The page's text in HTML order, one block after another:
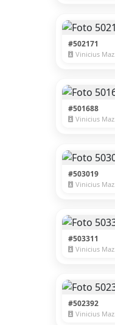
#502171
Vinicius Mazzaro
#501688
Vinicius Mazzaro
#503019
Vinicius Mazzaro
#503311
Vinicius Mazzaro
#502392
Vinicius Mazzaro